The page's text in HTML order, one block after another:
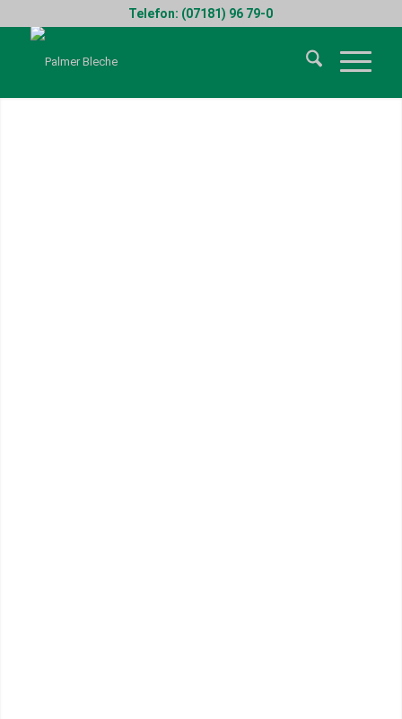
Telefon: (07181) 96 79-0